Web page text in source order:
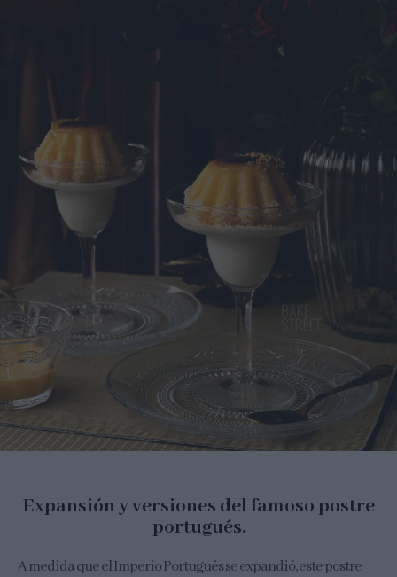
Expansión y versiones del famoso postre
portugués.
A medida que el Imperio Portugués se expandió, este postre